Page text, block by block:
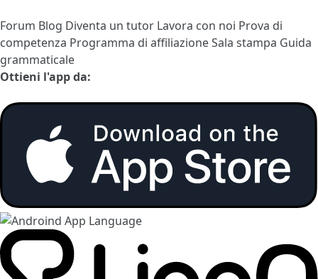
Forum Blog Diventa un tutor Lavora con noi Prova di
competenza Programma di affiliazioneSala stampa Guida
grammaticale
Ottieni l'app da: